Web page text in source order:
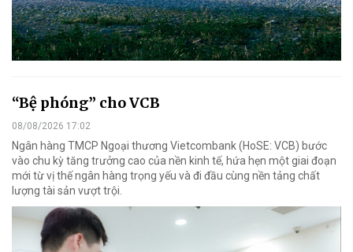
“Bệ phóng” cho VCB
08/08/2026 17:02
Ngân hàng TMCP Ngoại thương Vietcombank (HoSE: VCB) bước
vào chu kỳ tăng trưởng cao của nền kinh tế, hứa hẹn một giai đoạn
mới từ vị thế ngân hàng trọng yếu và đi đầu cùng nền tảng chất
lượng tài sản vượt trội.